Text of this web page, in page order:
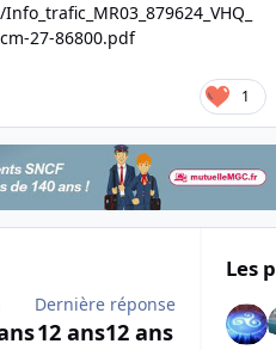
27-86800.pdf
1
Dernière réponse
12 ans12 ans
Les